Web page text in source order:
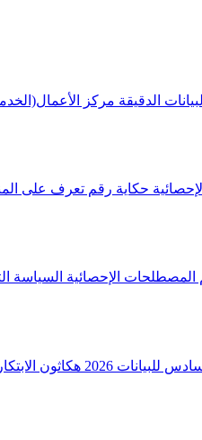
الدقيقة مركز
حكاية رقم تعرف على
الإحصائية السياسة
للبيانات 2026 هكاثون